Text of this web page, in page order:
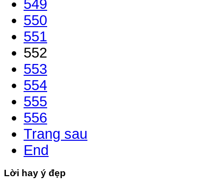
549
550
551
552
553
554
555
556
Trang sau
End
Lời hay ý đẹp